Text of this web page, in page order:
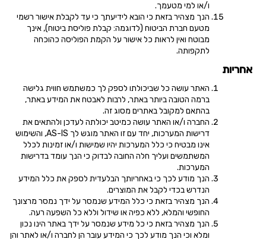
ו/או למי מטעמך.
הנך מצהיר בזאת כי הובא לידיעתך כי עד לקבלת אישור רשמי
מטעם חברת הביטוח (לדוגמה: קבלת פוליסת ביטוח), אינך
מבוטח ואין לראות כל אישור על הקמת הפוליסה כהוכחה
לתקפותה.
אחריות
האתר עושה כל שביכולתו לספק לך כמשתמש חווית גלישה
ברמה הטובה ביותר באתר, לרבות לאבטח את המידע באתר,
בהתאם למקובל באתרים מסוג זה.
החברה ו/או האתר עושה כמיטב יכולתה לעדכן ולהתאים את
דרישות המערכות, יחד עם זו האתר מוגש לך AS-IS, והשימוש
אינו מבטיח כי כלל המערכות יהיו שמישות ו/או זמינות לכלל
המשתמשים ועליך חלה החובה לבדוק כי הנך עומד בדרישות
המערכות.
הנך מודע לכך כי באחריותך הבלעדית לספק את כלל המידע
הנדרש בכדי לקבל את המוצרים.
הנך מצהיר בזאת כי כלל המידע שנמסר על ידך נמסר מרצונך
החופשי והמלא, ללא כפיה או שידול וללא כל השפעה רעה.
הנך מצהיר בזאת כי כל מידע שנמסר על ידך באתר הינו נכון
ומלא וכי הנך מודע לכך כי המידע עובר הן לחברה ו/או לאתר והן